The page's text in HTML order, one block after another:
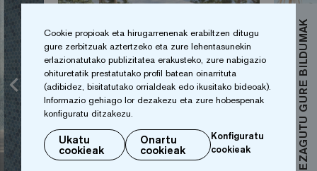
EZAGUTU GURE BILDUMAK
Cookie propioak eta hirugarrenenak erabiltzen ditugu
gure zerbitzuak aztertzeko eta zure lehentasunekin
erlazionatutako publizitatea erakusteko, zure nabigazio
ohituretatik prestatutako profil batean oinarrituta
(adibidez, bisitatutako orrialdeak edo ikusitako bideoak).
Informazio gehiago lor dezakezu eta zure hobespenak
konfiguratu ditzakezu.
Ukatu
cookieak
Onartu
cookieak
Konfiguratu
cookieak